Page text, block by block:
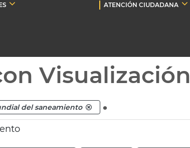
ATENCIÓN CIUDADANA
Visualización
del saneamiento .